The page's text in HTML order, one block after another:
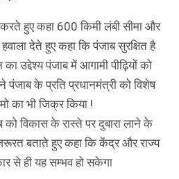
हुए कहा 600 किमी लंबी सीमा और
देते हुए कहा कि पंजाब सुरक्षित है
उद्देश्य पंजाब में आगामी पीढ़ियों को
पंजाब के प्रति प्रधानमंत्री को विशेष
का भी जिक्र किया !
विकास के रास्ते पर दुबारा लाने के
बताते हुए कहा कि केंद्र और राज्य
से ही यह सम्भव हो सकेगा